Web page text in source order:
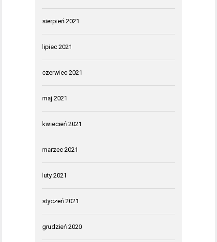
sierpień 2021
lipiec 2021
czerwiec 2021
maj 2021
kwiecień 2021
marzec 2021
luty 2021
styczeń 2021
grudzień 2020